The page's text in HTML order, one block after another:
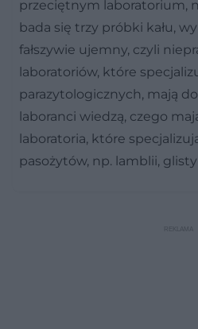
przeciętnym laboratorium,
bada się trzy próbki kału,
fałszywie ujemny, czyli
laboratoriów, które
parazytologicznych, mają
laboranci wiedzą, czego
laboratoria, które
pasożytów, np. lamblii,